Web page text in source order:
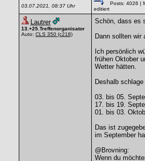
03.07.2021, 08:37 Uhr Posts: 4026 |
editiert
Lautrer
13.+25.Treffenorganisator
Auto: CLS 350 (c218)
Schön, dass es
Dann sollten wir
Ich persönlich
frühen Oktober
Wetter hätten.
Deshalb
03. bis 05.
17. bis 19.
01. bis 03.
Das ist
im September
@Brovning:
Wenn du